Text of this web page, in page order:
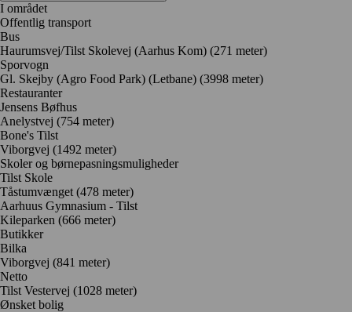
I området
Offentlig transport
Bus
Haurumsvej/Tilst Skolevej (Aarhus Kom) (271 meter)
Sporvogn
Gl. Skejby (Agro Food Park) (Letbane) (3998 meter)
Restauranter
Jensens Bøfhus
Anelystvej (754 meter)
Bone's Tilst
Viborgvej (1492 meter)
Skoler og børnepasningsmuligheder
Tilst Skole
Tåstumvænget (478 meter)
Aarhuus Gymnasium - Tilst
Kileparken (666 meter)
Butikker
Bilka
Viborgvej (841 meter)
Netto
Tilst Vestervej (1028 meter)
Ønsket bolig